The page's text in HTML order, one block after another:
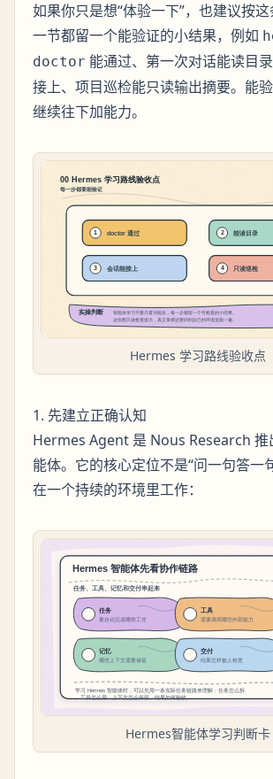
如果你只是想“体验一下”，也建议按
一节都留一个能验证的小结果，例如
doctor 能通过、第一次对话能读目
接上、项目巡检能只读输出摘要。能
继续往下加能力。
Hermes 学习路线验收点
1. 先建立正确认知
Hermes Agent 是 Nous Research 推
能体。它的核心定位不是“问一句答一
在一个持续的环境里工作：
Hermes智能体学习判断卡